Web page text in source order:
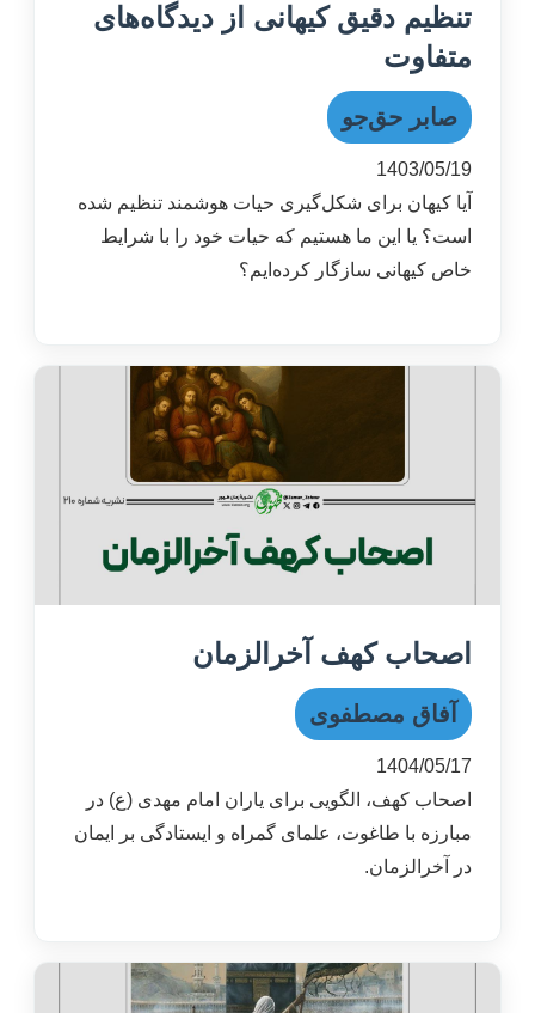
تنظیم دقیق کیهانی از دیدگاه‌های
متفاوت
صابر حق‌جو
1403/05/19
آیا کیهان برای شکل‌گیری حیات هوشمند تنظیم شده
است؟ یا این ما هستیم که حیات خود را با شرایط
خاص کیهانی سازگار کرده‌ایم؟
اصحاب کهف آخرالزمان
آفاق مصطفوی
1404/05/17
اصحاب کهف، الگویی برای یاران امام مهدی (ع) در
مبارزه با طاغوت، علمای گمراه و ایستادگی بر ایمان
در آخرالزمان.